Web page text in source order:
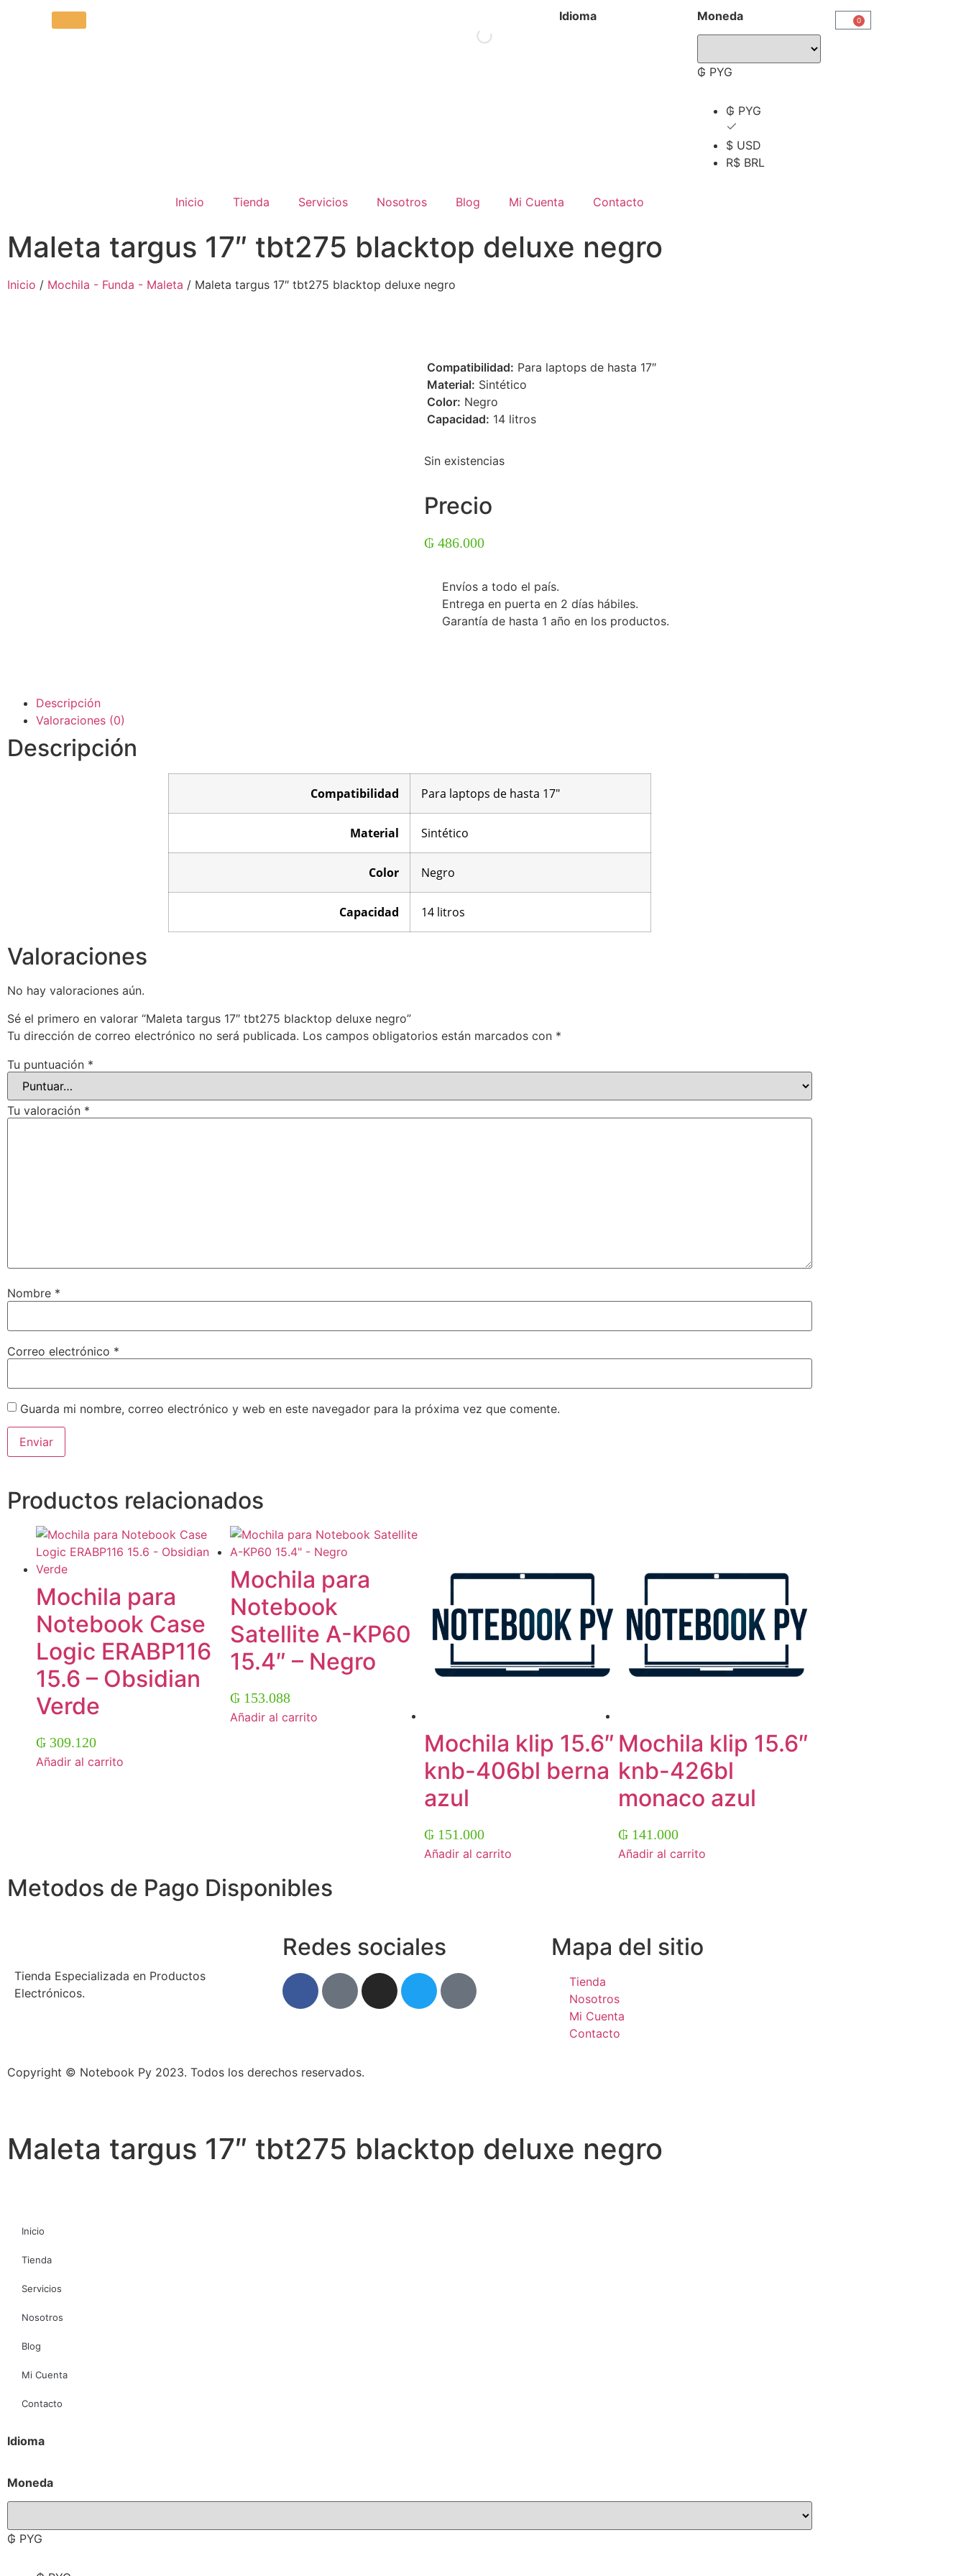
Idioma Moneda
₲ PYG
₲ PYG
$ USD
R$ BRL
0
Inicio Tienda Servicios Nosotros Blog Mi Cuenta Contacto
Maleta targus 17″ tbt275 blacktop deluxe negro
Inicio / Mochila - Funda - Maleta / Maleta targus 17″ tbt275 blacktop deluxe negro
 Compatibilidad: Para laptops de hasta 17″
 Material: Sintético
 Color: Negro
 Capacidad: 14 litros
Sin existencias
Precio
₲ 486.000
Envíos a todo el país.
Entrega en puerta en 2 días hábiles.
Garantía de hasta 1 año en los productos.
Descripción
Valoraciones (0)
Descripción
Compatibilidad Para laptops de hasta 17″
Material Sintético
Color Negro
Capacidad 14 litros
Valoraciones
No hay valoraciones aún.
Sé el primero en valorar “Maleta targus 17″ tbt275 blacktop deluxe negro”
Tu dirección de correo electrónico no será publicada. Los campos obligatorios están marcados con *
Tu puntuación *
Tu valoración *
Nombre *
Correo electrónico *
Guarda mi nombre, correo electrónico y web en este navegador para la próxima vez que comente.
Productos relacionados
Mochila para
Notebook Case
Logic ERABP116
15.6 – Obsidian
Verde
₲ 309.120
Añadir al carrito
Mochila para
Notebook
Satellite A-KP60
15.4″ – Negro
₲ 153.088
Añadir al carrito
Mochila klip 15.6″
knb-406bl berna
azul
₲ 151.000
Añadir al carrito
Mochila klip 15.6″
knb-426bl
monaco azul
₲ 141.000
Añadir al carrito
Metodos de Pago Disponibles
Tienda Especializada en Productos
Electrónicos.
Redes sociales Mapa del sitio
Tienda
Nosotros
Mi Cuenta
Contacto
Copyright © Notebook Py 2023. Todos los derechos reservados.
Maleta targus 17″ tbt275 blacktop deluxe negro
Inicio
Tienda
Servicios
Nosotros
Blog
Mi Cuenta
Contacto
Idioma
Moneda
₲ PYG